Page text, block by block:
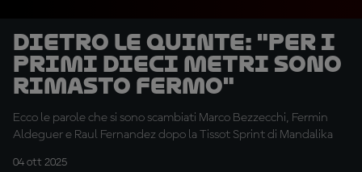
DIETRO LE QUINTE: "Per i
primi dieci metri sono
rimasto fermo"
Ecco le parole che si sono scambiati Marco Bezzecchi, Fermin
Aldeguer e Raul Fernandez dopo la Tissot Sprint di Mandalika
04 ott 2025